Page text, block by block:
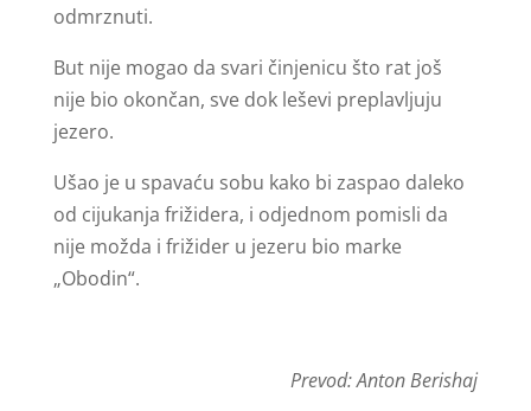
odmrznuti.
But nije mogao da svari činjenicu što rat još
nije bio okončan, sve dok leševi preplavljuju
jezero.
Ušao je u spavaću sobu kako bi zaspao daleko
od cijukanja frižidera, i odjednom pomisli da
nije možda i frižider u jezeru bio marke
„Obodin“.
Prevod: Anton Berishaj